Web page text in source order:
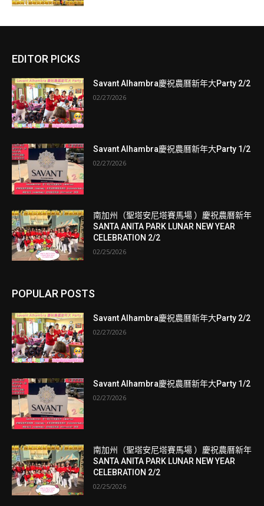
EDITOR PICKS
Savant Alhambra慶祝農曆新年大Party 2/2
02/27/2026
Savant Alhambra慶祝農曆新年大Party 1/2
02/27/2026
南加州（聖塔安尼塔賽馬場 ）慶祝農曆新年
SANTA ANITA PARK LUNAR NEW YEAR
CELEBRATION 2/2
02/25/2026
POPULAR POSTS
Savant Alhambra慶祝農曆新年大Party 2/2
02/27/2026
Savant Alhambra慶祝農曆新年大Party 1/2
02/27/2026
南加州（聖塔安尼塔賽馬場 ）慶祝農曆新年
SANTA ANITA PARK LUNAR NEW YEAR
CELEBRATION 2/2
02/25/2026